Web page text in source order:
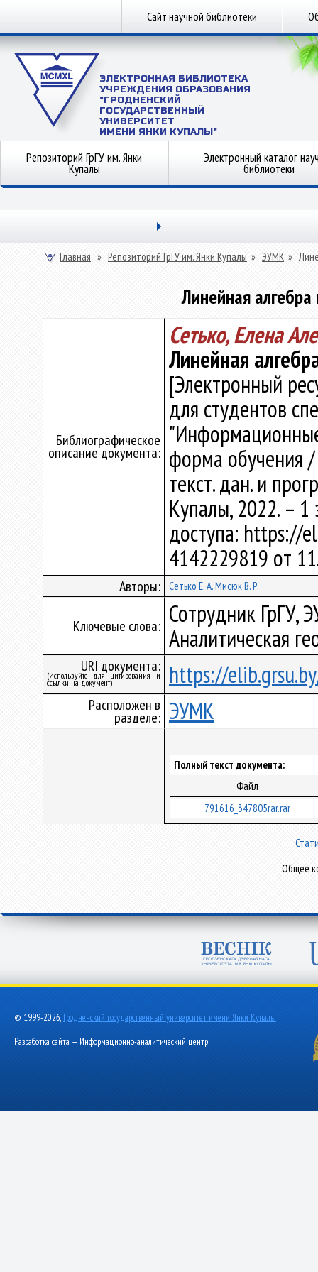
Сайт научной библиотеки
ЭЛЕКТРОННАЯ БИБЛИОТЕКА
УЧРЕЖДЕНИЯ ОБРАЗОВАНИЯ
"ГРОДНЕНСКИЙ
ГОСУДАРСТВЕННЫЙ
УНИВЕРСИТЕТ
ИМЕНИ ЯНКИ КУПАЛЫ"
Репозиторий ГрГУ им. Янки
Купалы
Электронный каталог
библиотеки
Главная » Репозиторий ГрГУ им. Янки Купалы » ЭУМК »
Линейная алгебра
Библиографическое
описание документа:
Сетько, Елена
Линейная
[Электронный
для студентов
форма обучения /
текст. дан. и
Купалы, 2022. – 1
доступа: https://
4142229819 от
Авторы: Сетько Е. А.Мисюк В. Р.
Ключевые слова: Сотрудник ГрГУ,
Аналитическая
URI документа:
(Используйте для цитирования и
ссылки на документ) https://
Расположен в
разделе: ЭУМК
Полный текст документа:
Файл
791616_347805rar.rar
Общее
© 1999-2026, Гродненский государственный университет имени Янки Купалы
Разработка сайта — Информационно-аналитический центр